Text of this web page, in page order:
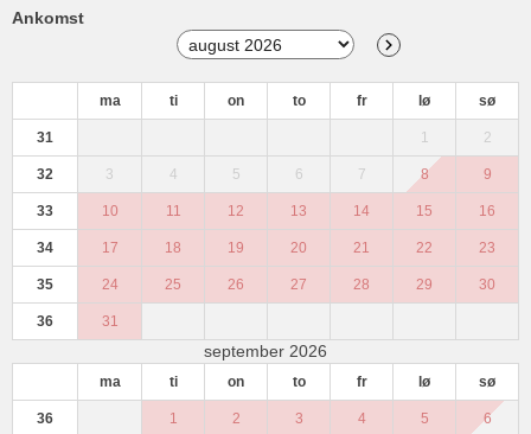
Ankomst
ma ti on to fr lø sø
31 1 2
32 3 4 5 6 7 8 9
33 10 11 12 13 14 15 16
34 17 18 19 20 21 22 23
35 24 25 26 27 28 29 30
36 31
september 2026
ma ti on to fr lø sø
36 1 2 3 4 5 6